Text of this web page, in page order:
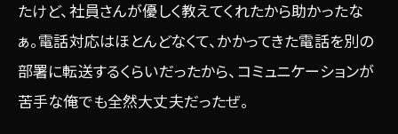
たけど、社員さんが優しく教えてくれたから助かったな
ぁ。電話対応はほとんどなくて、かかってきた電話を別の
部署に転送するくらいだったから、コミュニケーションが
苦手な俺でも全然大丈夫だったぜ。